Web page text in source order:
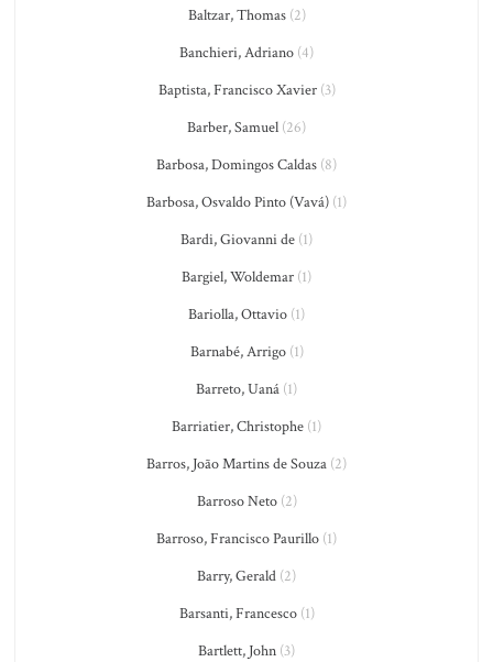
Baltzar, Thomas(2)
Banchieri, Adriano (4)
Baptista, Francisco Xavier(3)
Barber, Samuel (26)
Barbosa, Domingos Caldas (8)
Barbosa, Osvaldo Pinto (Vavá) (1)
Bardi, Giovanni de (1)
Bargiel, Woldemar (1)
Bariolla, Ottavio (1)
Barnabé, Arrigo(1)
Barreto, Uaná (1)
Barriatier, Christophe (1)
Barros, João Martins de Souza (2)
Barroso Neto(2)
Barroso, Francisco Paurillo (1)
Barry, Gerald (2)
Barsanti, Francesco(1)
Bartlett, John (3)